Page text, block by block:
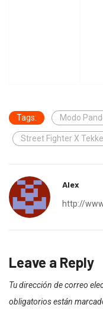
Tags: Modo
Street Fighter X
Alex
http://
Leave a Reply
Tu dirección de correo
obligatorios están